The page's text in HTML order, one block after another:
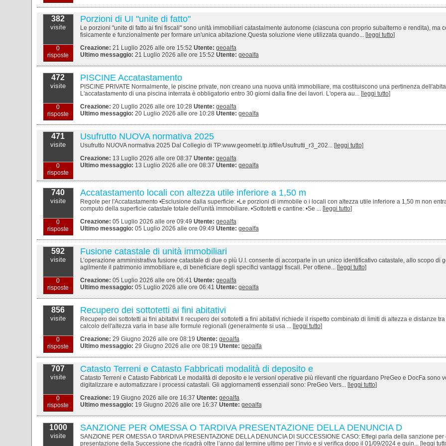
382
visite
0
risposte
Porzioni di UI "unite di fatto"
Le porzioni "unite di fatto ai fini fiscali" sono unità immobiliari catastalmente autonome (ciascuna con proprio subalterno e rendita), ma
fisicamente e funzionalmente per formare un'unica abitazione.Questa soluzione viene utilizzata quando... [leggi tutto]
Creazione: 21 Luglio 2026 alle ore 15:52 Utente: geoalfa
Ultimo messaggio: 21 Luglio 2026 alle ore 15:52 Utente: geoalfa
472
visite
0
risposte
PISCINE Accatastamento
PISCINE PRIVATE Normalmente, le piscine private, non creano una nuova unità immobiliare, ma costituiscono una pertinenza
L'accatastamento di una piscina interrata è obbligatorio entro 30 giorni dalla fine dei lavori. L'opera au... [leggi tutto]
Creazione: 20 Luglio 2026 alle ore 10:28 Utente: geoalfa
Ultimo messaggio: 20 Luglio 2026 alle ore 10:28 Utente: geoalfa
471
visite
0
risposte
Usufrutto NUOVA normativa 2025
Usufrutto NUOVA normativa 2025 Dal Collegio di TP:www.geometri.tp.it/file/Usufrutti_r3_202... [leggi tutto]
Creazione: 13 Luglio 2026 alle ore 08:37 Utente: geoalfa
Ultimo messaggio: 13 Luglio 2026 alle ore 08:37 Utente: geoalfa
740
visite
0
risposte
Accatastamento locali con altezza utile inferiore a 1,50 m
Regole per l'Accatastamento •Esclusione dalla superficie: •Le porzioni di immobile o i locali con altezza utile inferiore a 1,50 m non
computo della superficie catastale totale dell'unità immobiliare. •Sottotetti e cantine: •Se ... [leggi tutto]
Creazione: 05 Luglio 2026 alle ore 09:49 Utente: geoalfa
Ultimo messaggio: 05 Luglio 2026 alle ore 09:49 Utente: geoalfa
592
visite
0
risposte
Fusione catastale di unità immobiliari
L’operazione amministrativa fusione catastale di due o più U.I. consente di accorparle in un unico identificativo catastale, allo scopo di
agilmente il patrimonio immobiliare e, di beneficiare degli specifici vantaggi fiscali. Per ottene... [leggi tutto]
Creazione: 05 Luglio 2026 alle ore 06:41 Utente: geoalfa
Ultimo messaggio: 05 Luglio 2026 alle ore 06:41 Utente: geoalfa
856
visite
0
risposte
Recupero dei sottotetti ai fini abitativi
Recupero dei sottotetti ai fini abitativi Il recupero dei sottotetti a fini abitativi richiede il rispetto combinato di limiti di altezza e distanze
calcolo dell'altezza varia in base alle formule regionali (generalmente si usa ... [leggi tutto]
Creazione: 29 Giugno 2026 alle ore 08:19 Utente: geoalfa
Ultimo messaggio: 29 Giugno 2026 alle ore 08:19 Utente: geoalfa
707
visite
0
risposte
Catasto Terreni e Catasto Fabbricati modalità di deposito e
Catasto Terreni e Catasto Fabbricati Le modalità di deposito e le versioni operative più rilevanti che riguardano PreGeo e DocFa sono
digitalizzare e automatizzare i processi catastali. Gli aggiornamenti essenziali sono: PreGeo Vers... [leggi tutto]
Creazione: 19 Giugno 2026 alle ore 16:37 Utente: geoalfa
Ultimo messaggio: 19 Giugno 2026 alle ore 16:37 Utente: geoalfa
1000
visite
SANZIONE PER OMESSA O TARDIVA PRESENTAZIONE DELLA DENUNCIA D
SANZIONE PER OMESSA O TARDIVA PRESENTAZIONE DELLA DENUNCIA DI SUCCESSIONE CASO: Effegi parla della sanzione per
presentazione della Successione che ricadrà oltre l’anno dal termine ultimo per l’invio e si verifica dopo il 01/09/2024 e quin... [leggi